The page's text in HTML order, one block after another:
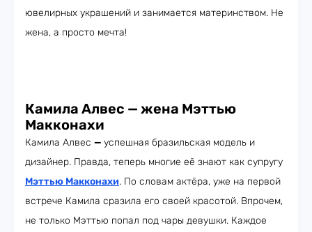
ювелирных украшений и занимается материнством. Не
жена, а просто мечта!
Камила Алвес — жена Мэттью
Макконахи
Камила Алвес — успешная бразильская модель и
дизайнер. Правда, теперь многие её знают как супругу
Мэттью Макконахи. По словам актёра, уже на первой
встрече Камила сразила его своей красотой. Впрочем,
не только Мэттью попал под чары девушки. Каждое